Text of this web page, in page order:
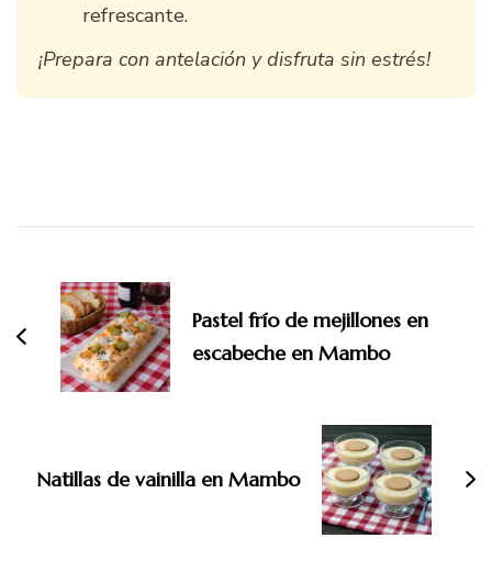
refrescante.
¡Prepara con antelación y disfruta sin estrés!
entradas
Pastel frío de mejillones en
escabeche en Mambo
Natillas de vainilla en Mambo